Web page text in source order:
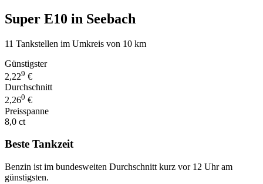
Super E10 in Seebach
11 Tankstellen im Umkreis von 10 km
Günstigster
2,229 €
Durchschnitt
2,260 €
Preisspanne
8,0 ct
Beste Tankzeit
Benzin ist im bundesweiten Durchschnitt kurz vor 12 Uhr am
günstigsten.